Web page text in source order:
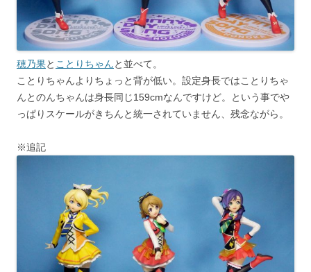
穂乃果と ことりちゃんと並べて。
ことりちゃんよりちょっと背が低い。設定身長ではことりちゃ
んとのんちゃんは身長同じ159cmなんですけど。という事でや
っぱりスケールがきちんと統一されていません、残念ながら。
※追記